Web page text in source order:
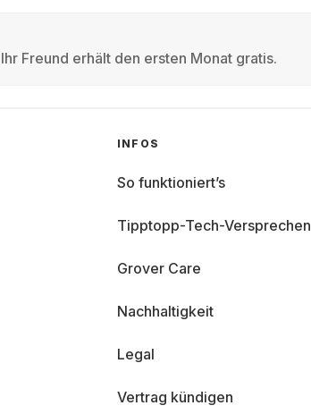
Freund erhält den ersten Monat gratis.
INFOS
So funktioniert’s
Tipptopp-Tech-Versprechen
Grover Care
Nachhaltigkeit
Legal
Vertrag kündigen